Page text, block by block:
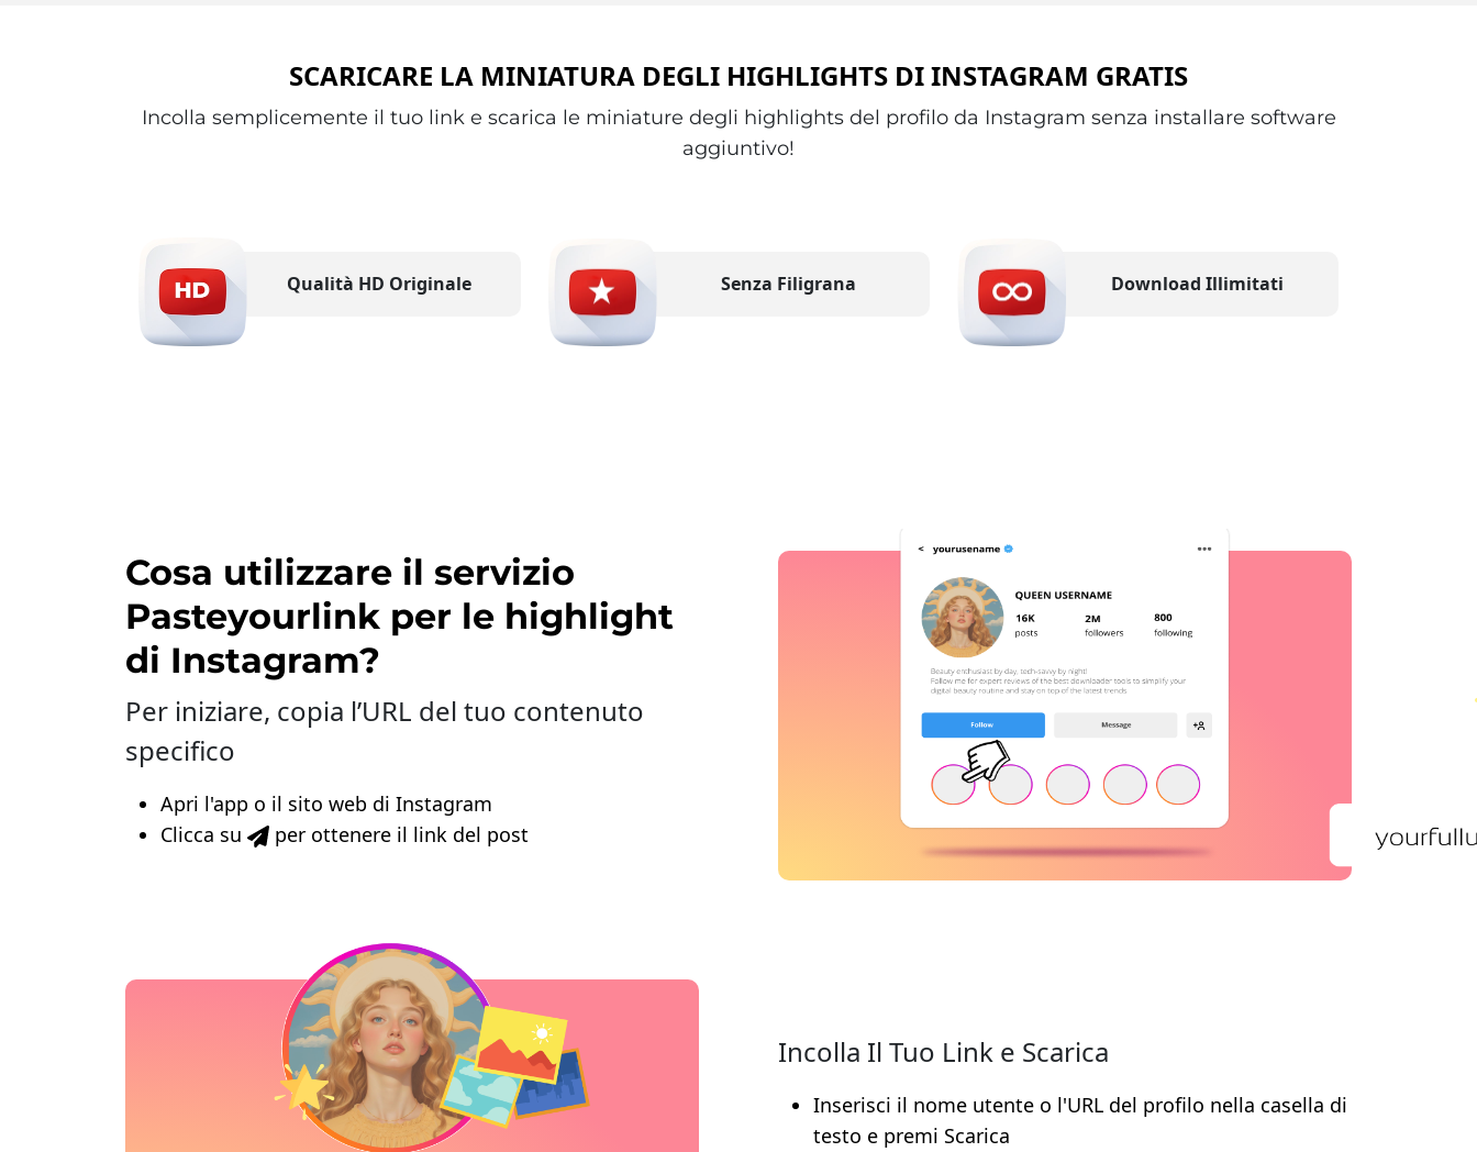
SCARICARE LA MINIATURA DEGLI HIGHLIGHTS DI INSTAGRAM GRATIS
Incolla semplicemente il tuo link e scarica le miniature degli highlights del profilo da Instagram senza installare software
aggiuntivo!
Qualità HD Originale Senza Filigrana Download Illimitati
Cosa utilizzare il servizio
Pasteyourlink per le highlight
di Instagram?
Per iniziare, copia l’URL del tuo contenuto
specifico
Apri l'app o il sito web di Instagram
Clicca su
per ottenere il link del post
Incolla Il Tuo Link e Scarica
Inserisci il nome utente o l'URL del profilo nella casella di
testo e premi Scarica